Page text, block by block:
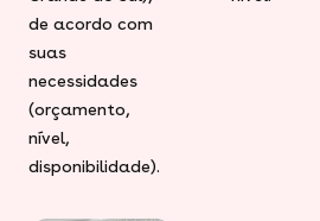
de acordo com
suas
necessidades
(orçamento,
nível,
disponibilidade).